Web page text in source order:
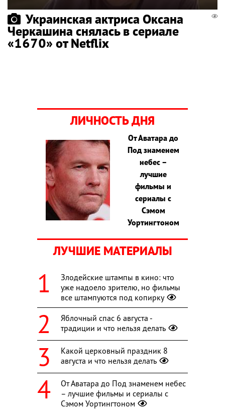
Украинская актриса Оксана
Черкашина снялась в сериале
«1670» от Netflix
ЛИЧНОСТЬ ДНЯ
От Аватара до
Под знаменем
небес –
лучшие
фильмы и
сериалы с
Сэмом
Уортингтоном
ЛУЧШИЕ МАТЕРИАЛЫ
Злодейские штампы в кино: что
уже надоело зрителю, но фильмы
все штампуются под копирку
Яблочный спас 6 августа -
традиции и что нельзя делать
Какой церковный праздник 8
августа и что нельзя делать
От Аватара до Под знаменем небес
– лучшие фильмы и сериалы с
Сэмом Уортингтоном